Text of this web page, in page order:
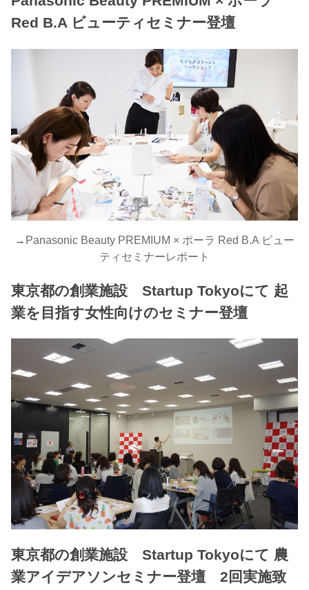
Red B.A ビューティセミナー登壇
→ Panasonic Beauty PREMIUM × ポーラ Red B.A ビュー
ティセミナーレポート
東京都の創業施設 Startup Tokyoにて 起
業を目指す女性向けのセミナー登壇
東京都の創業施設 Startup Tokyoにて 農
業アイデアソンセミナー登壇 2回実施致